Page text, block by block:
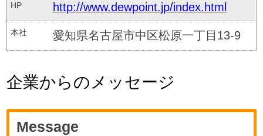
HP http://www.dewpoint.jp/index.html
本社 愛知県名古屋市中区松原一丁目13-9
企業からのメッセージ
Message